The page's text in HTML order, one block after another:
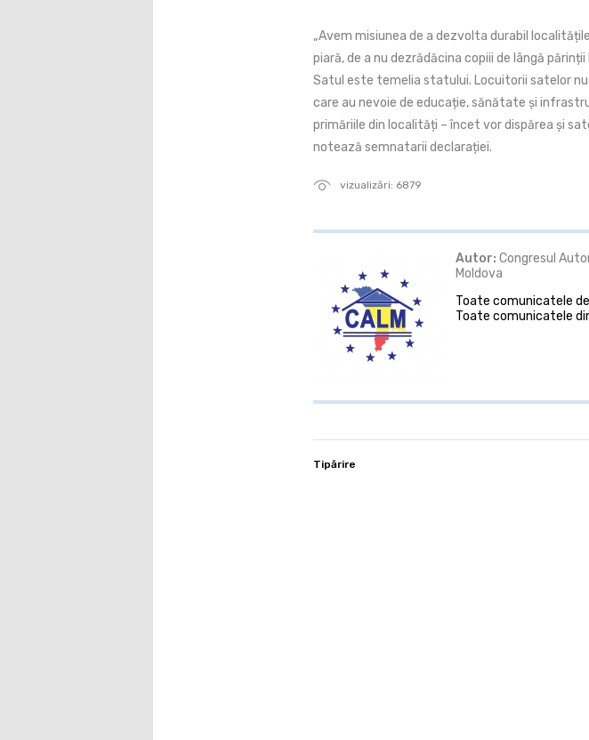
vizualizări: 6879
„Avem misiunea de a dezvolta durabil
piară, de a nu dezrădăcina copiii de lângă părinții
Satul este temelia statului. Locuitorii satelor
care au nevoie de educație, sănătate și
primăriile din localități – încet vor dispărea și
notează semnatarii declarației.
Autor: Congresul
Moldova
Toate comunicatele
Toate comunicatele
Tipărire